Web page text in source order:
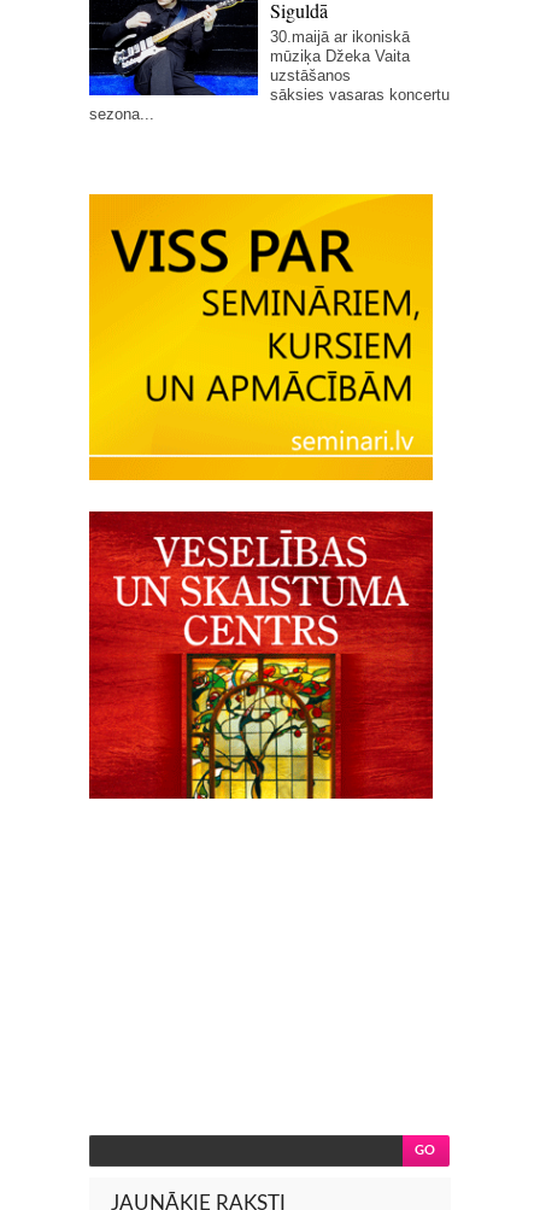
Siguldā
30.maijā ar ikoniskā
mūziķa Džeka Vaita
uzstāšanos
sāksies vasaras koncertu
sezona...
JAUNĀKIE RAKSTI